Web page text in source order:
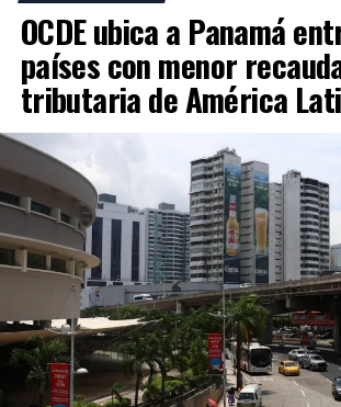
OCDE ubica a Panamá
países con menor
tributaria de América